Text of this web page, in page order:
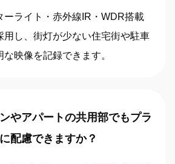
ーライト・赤外線IR・WDR搭載
用し、街灯が少ない住宅街や駐車
な映像を記録できます。
やアパートの共用部でもプラ
配慮できますか？